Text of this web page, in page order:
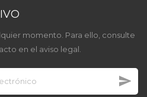
momento. Para ello, consulte
en el aviso legal.